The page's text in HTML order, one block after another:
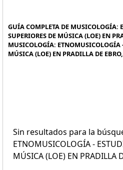
GUÍA COMPLETA DE MUSICOLOGÍA:
SUPERIORES DE MÚSICA (LOE) EN
MUSICOLOGÍA: ETNOMUSICOLOGÍA
MÚSICA (LOE) EN PRADILLA DE
Sin resultados para la
ETNOMUSICOLOGÍA -
MÚSICA (LOE) EN PRADILLA